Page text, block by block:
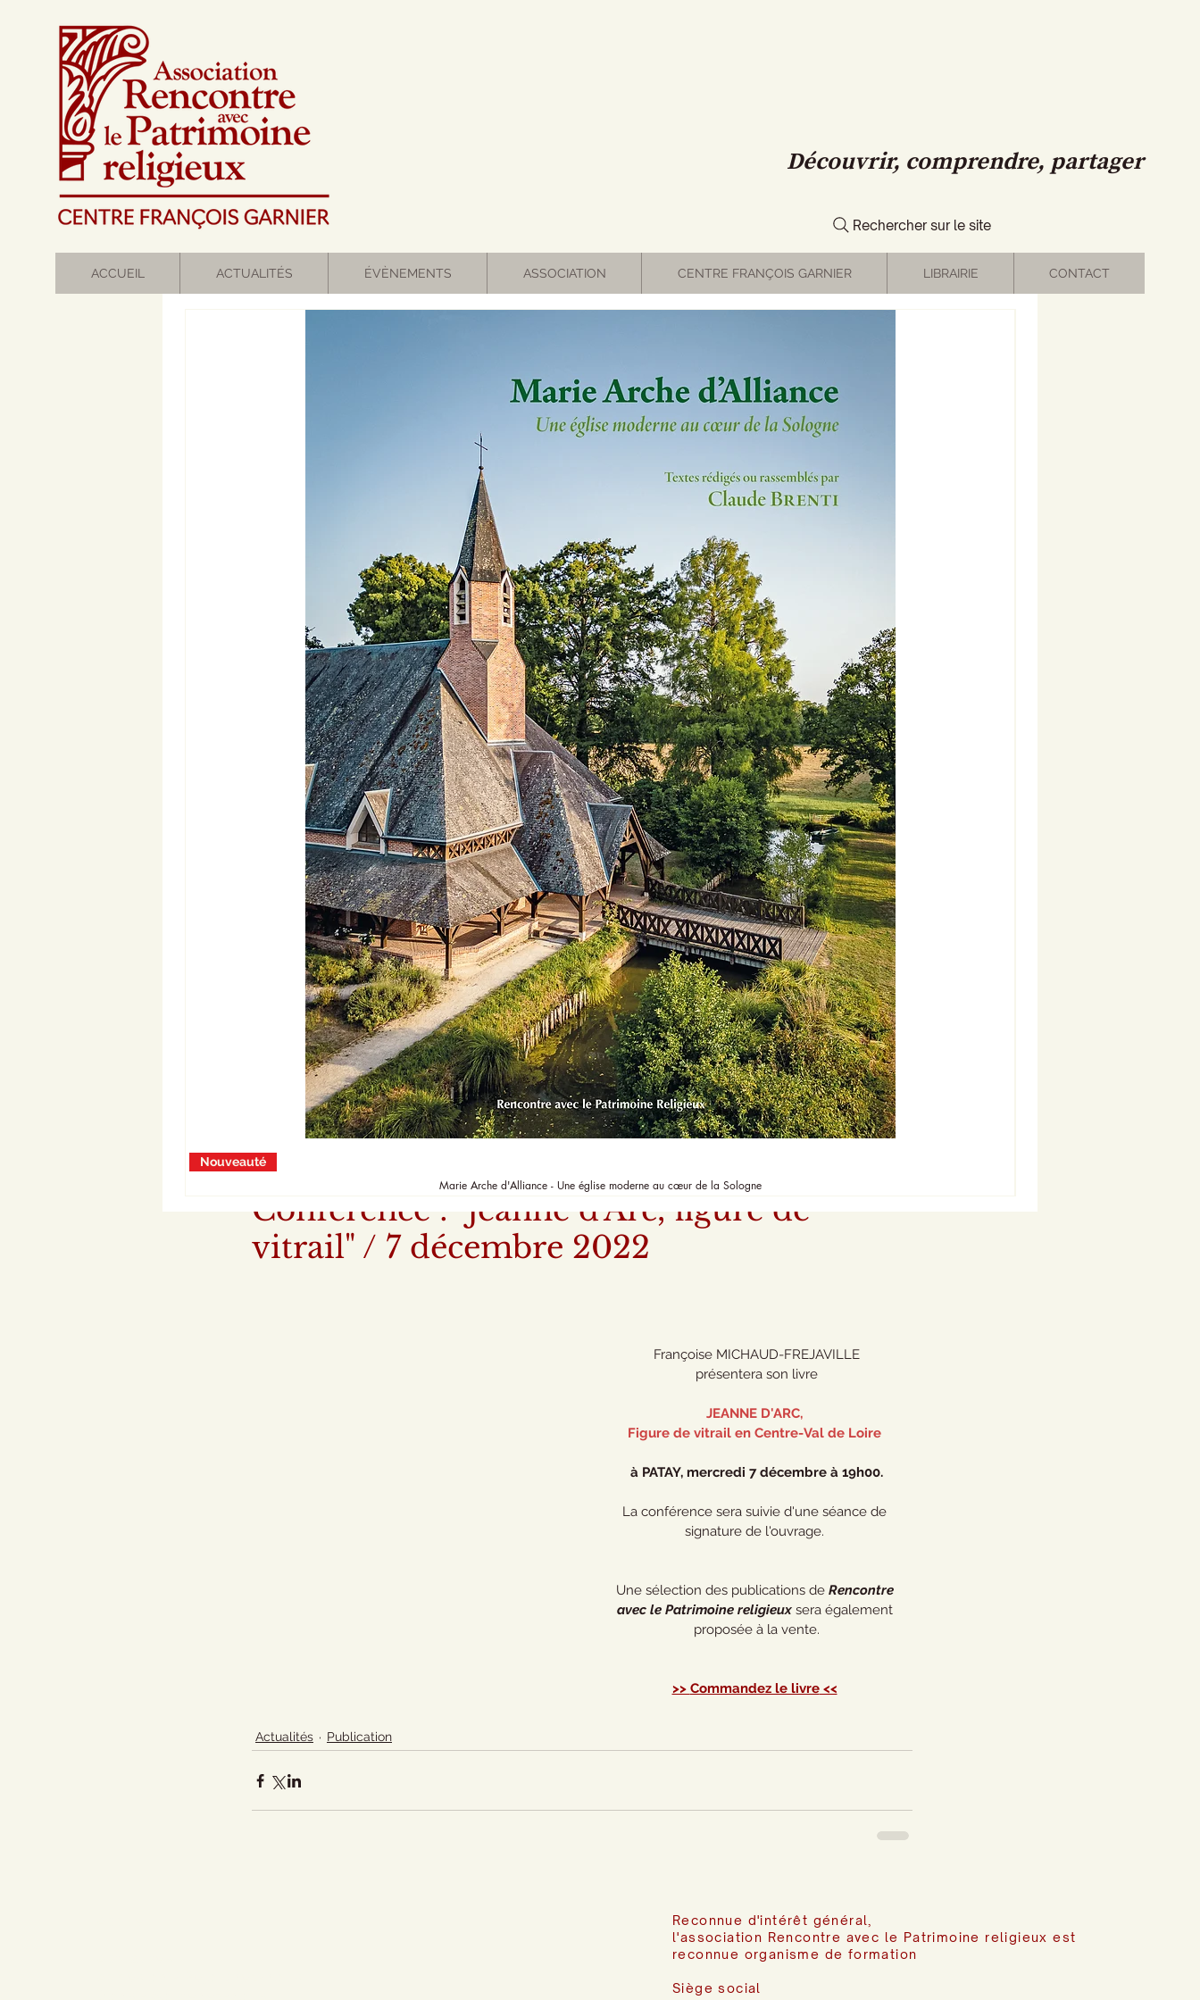
Découvrir, comprendre, partager
Rechercher sur le site
ACCUEIL ACTUALITÉS ÉVÈNEMENTS ASSOCIATION CENTRE FRANÇOIS GARNIER LIBRAIRIE CONTACT
Conférence : "Jeanne d'Arc, figure de
vitrail" / 7 décembre 2022
Françoise MICHAUD-FREJAVILLE
présentera son livre
JEANNE D'ARC,
Figure de vitrail en Centre-Val de Loire
à PATAY, mercredi 7 décembre à 19h00.
La conférence sera suivie d'une séance de
signature de l'ouvrage.
Une sélection des publications de Rencontre
avec le Patrimoine religieux sera également
proposée à la vente.
>> Commandez le livre <<
Actualités Publication
Nouveauté
Marie Arche d'Alliance - Une église moderne au cœur de la Sologne
Reconnue d'intérêt général,
l'association Rencontre avec le Patrimoine religieux est
reconnue organisme de formation
Siège social